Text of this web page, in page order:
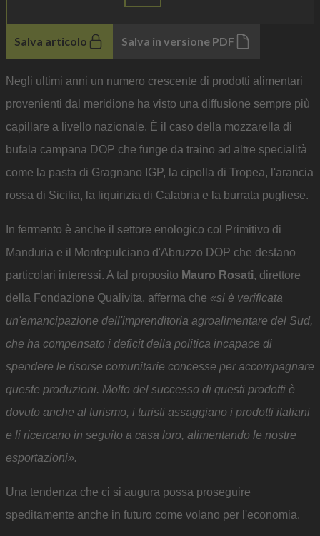
Salva articolo Salva in versione PDF
Negli ultimi anni un numero crescente di prodotti alimentari
provenienti dal meridione ha visto una diffusione sempre più
capillare a livello nazionale. È il caso della mozzarella di
bufala campana DOP che funge da traino ad altre specialità
come la pasta di Gragnano IGP, la cipolla di Tropea, l'arancia
rossa di Sicilia, la liquirizia di Calabria e la burrata pugliese.
In fermento è anche il settore enologico col Primitivo di
Manduria e il Montepulciano d'Abruzzo DOP che destano
particolari interessi. A tal proposito Mauro Rosati, direttore
della Fondazione Qualivita, afferma che «si è verificata
un'emancipazione dell'imprenditoria agroalimentare del Sud,
che ha compensato i deficit della politica incapace di
spendere le risorse comunitarie concesse per accompagnare
queste produzioni. Molto del successo di questi prodotti è
dovuto anche al turismo, i turisti assaggiano i prodotti italiani
e li ricercano in seguito a casa loro, alimentando le nostre
esportazioni».
Una tendenza che ci si augura possa proseguire
speditamente anche in futuro come volano per l'economia.